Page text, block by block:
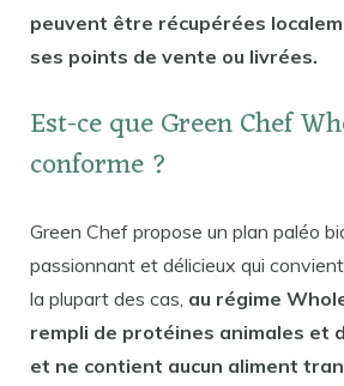
peuvent être récupérées
ses points de vente ou livrées.
Est-ce que Green Chef
conforme ?
Green Chef propose un plan paléo
passionnant et délicieux qui
la plupart des cas, au régime
rempli de protéines animales et
et ne contient aucun aliment